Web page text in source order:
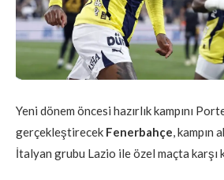
Yeni dönem öncesi hazırlık kampını
gerçekleştirecek Fenerbahçe, kampın
İtalyan grubu Lazio ile özel maçta karşı